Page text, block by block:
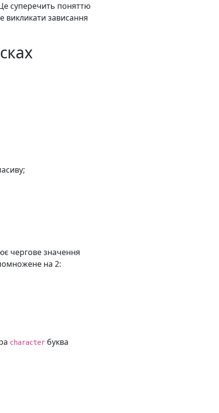
суперечить поняттю
викликати зависання
чергове значення
на 2:
character буква